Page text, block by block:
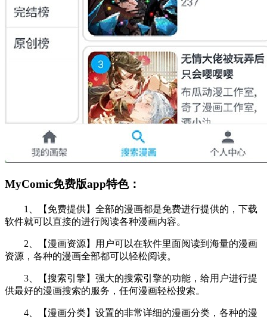
MyComic免费版app特色：
1、【免费提供】全部的漫画都是免费进行提供的，下载
软件就可以直接的进行阅读各种漫画内容。
2、【漫画资源】用户可以在软件里面阅读到海量的漫画
资源，各种的漫画全部都可以轻松阅读。
3、【搜索引擎】强大的搜索引擎的功能，给用户进行提
供最好的漫画搜索的服务，任何漫画轻松搜索。
4、【漫画分类】设置的非常详细的漫画分类，各种的漫